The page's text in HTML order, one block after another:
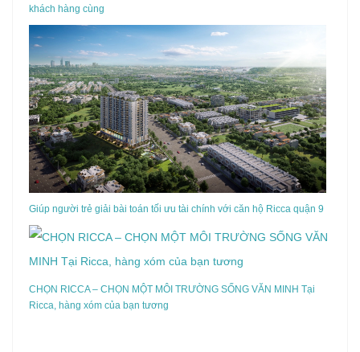
khách hàng cùng
Giúp người trẻ giải bài toán tối ưu tài chính với căn hộ Ricca quận 9
CHỌN RICCA – CHỌN MỘT MÔI TRƯỜNG SỐNG VĂN MINH Tại
Ricca, hàng xóm của bạn tương